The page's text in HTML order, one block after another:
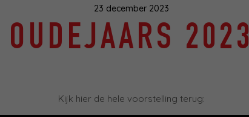
23 december 2023
OUDEJAARS 2023
Kijk hier de hele voorstelling terug: